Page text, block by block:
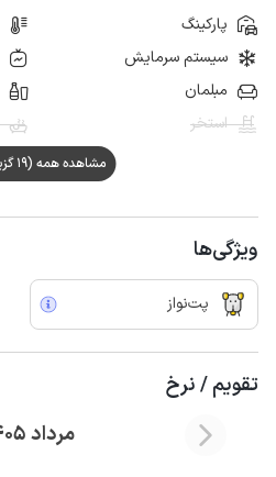
پارکینگ
سیستم سرمایش
مبلمان
استخر
مشاهده همه (19 گزینه)
ویژگی‌ها
پت‌نواز
تقویم / نرخ
مرداد 1405